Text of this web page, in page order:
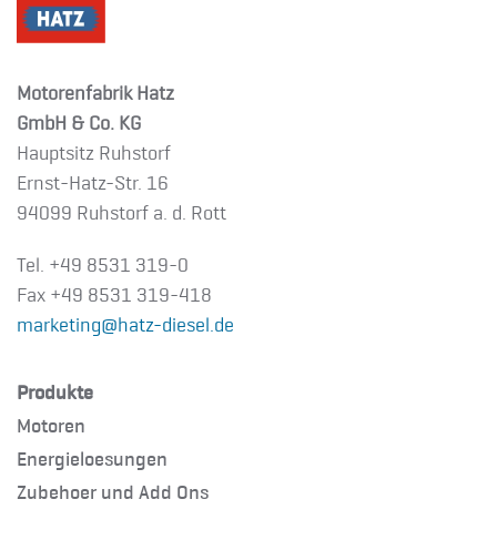
Motorenfabrik Hatz
GmbH & Co. KG
Hauptsitz Ruhstorf
Ernst-Hatz-Str. 16
94099 Ruhstorf a. d. Rott
Tel. +49 8531 319-0
Fax +49 8531 319-418
marketing@hatz-diesel.de
Produkte
Motoren
Energieloesungen
Zubehoer und Add Ons